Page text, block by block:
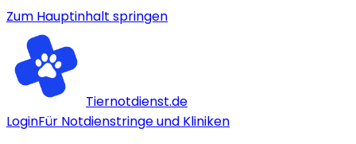
Zum Hauptinhalt springen
Tiernotdienst.de
LoginFür Notdienstringe und Kliniken